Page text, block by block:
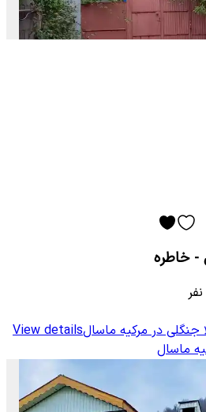
- خاطره
نفر
جنگلی در مرکیه ماسالView details
ماسال